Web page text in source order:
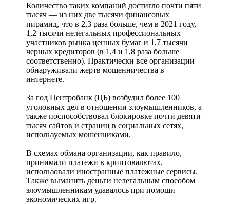
Количество таких компаний достигло почти пяти
тысяч — из них две тысячи финансовых
пирамид, что в 2,3 раза больше, чем в 2021 году,
1,2 тысячи нелегальных профессиональных
участников рынка ценных бумаг и 1,7 тысячи
черных кредиторов (в 1,4 и 1,8 раза больше
соответственно). Практически все организации
обнаруживали жертв мошенничества в
интернете.
За год Центробанк (ЦБ) возбудил более 100
уголовных дел в отношении злоумышленников, а
также поспособствовал блокировке почти девяти
тысяч сайтов и страниц в социальных сетях,
используемых мошенниками.
В схемах обмана организации, как правило,
принимали платежи в криптовалютах,
использовали иностранные платежные сервисы.
Также выманить деньги нелегальным способом
злоумышленникам удавалось при помощи
экономических игр.